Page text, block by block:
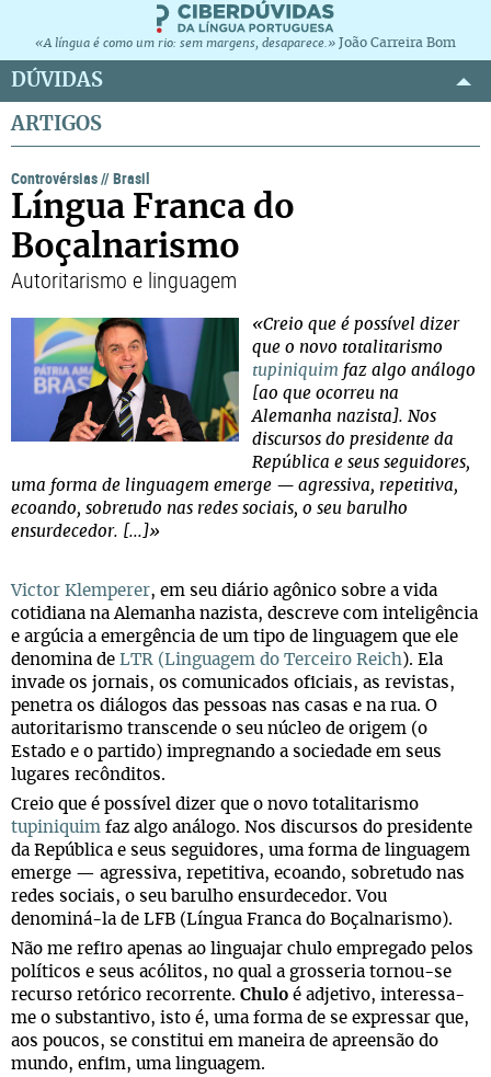
«A língua é como um rio: sem margens, desaparece.» João Carreira Bom
DÚVIDAS
ARTIGOS
Controvérsias//Brasil
Língua Franca do
Boçalnarismo
Autoritarismo e linguagem
«Creio que é possível dizer
que o novo totalitarismo
tupiniquim faz algo análogo
[ao que ocorreu na
Alemanha nazista]. Nos
discursos do presidente da
República e seus seguidores,
uma forma de linguagem emerge — agressiva, repetitiva,
ecoando, sobretudo nas redes sociais, o seu barulho
ensurdecedor. [...]»
Victor Klemperer, em seu diário agônico sobre a vida
cotidiana na Alemanha nazista, descreve com inteligência
e argúcia a emergência de um tipo de linguagem que ele
denomina de LTR (Linguagem do Terceiro Reich). Ela
invade os jornais, os comunicados oficiais, as revistas,
penetra os diálogos das pessoas nas casas e na rua. O
autoritarismo transcende o seu núcleo de origem (o
Estado e o partido) impregnando a sociedade em seus
lugares recônditos.
Creio que é possível dizer que o novo totalitarismo
tupiniquim faz algo análogo. Nos discursos do presidente
da República e seus seguidores, uma forma de linguagem
emerge — agressiva, repetitiva, ecoando, sobretudo nas
redes sociais, o seu barulho ensurdecedor. Vou
denominá-la de LFB (Língua Franca do Boçalnarismo).
Não me refiro apenas ao linguajar chulo empregado pelos
políticos e seus acólitos, no qual a grosseria tornou-se
recurso retórico recorrente. Chulo é adjetivo, interessa-
me o substantivo, isto é, uma forma de se expressar que,
aos poucos, se constitui em maneira de apreensão do
mundo, enfim, uma linguagem.